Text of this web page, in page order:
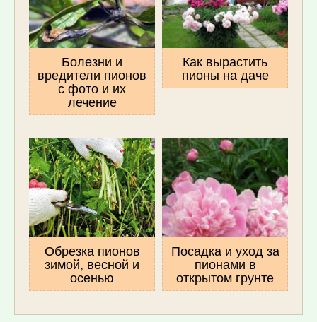
Болезни и
вредители пионов
с фото и их
лечение
Как вырастить
пионы на даче
Обрезка пионов
зимой, весной и
осенью
Посадка и уход за
пионами в
открытом грунте